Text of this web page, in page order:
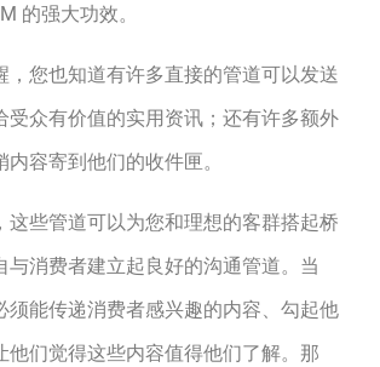
的强大功效。
，您也知道有许多直接的管道可以发送
受众有价值的实用资讯；还有许多额外
容寄到他们的收件匣。
这些管道可以为您和理想的客群搭起桥
与消费者建立起良好的沟通管道。当
须能传递消费者感兴趣的内容、勾起他
他们觉得这些内容值得他们了解。那